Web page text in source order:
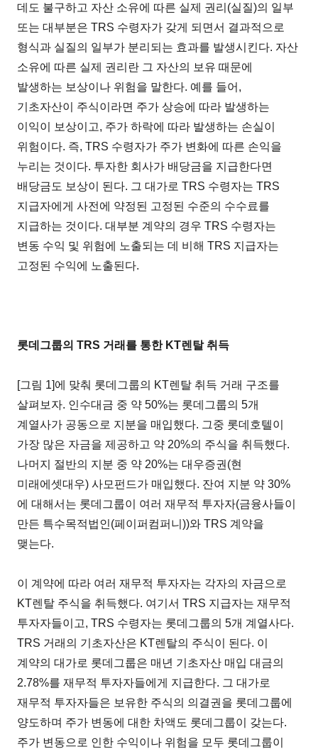
데도 불구하고 자산 소유에 따른 실제 권리(실질)의 일부
또는 대부분은 TRS 수령자가 갖게 되면서 결과적으로
형식과 실질의 일부가 분리되는 효과를 발생시킨다. 자산
소유에 따른 실제 권리란 그 자산의 보유 때문에
발생하는 보상이나 위험을 말한다. 예를 들어,
기초자산이 주식이라면 주가 상승에 따라 발생하는
이익이 보상이고, 주가 하락에 따라 발생하는 손실이
위험이다. 즉, TRS 수령자가 주가 변화에 따른 손익을
누리는 것이다. 투자한 회사가 배당금을 지급한다면
배당금도 보상이 된다. 그 대가로 TRS 수령자는 TRS
지급자에게 사전에 약정된 고정된 수준의 수수료를
지급하는 것이다. 대부분 계약의 경우 TRS 수령자는
변동 수익 및 위험에 노출되는 데 비해 TRS 지급자는
고정된 수익에 노출된다.
롯데그룹의 TRS 거래를 통한 KT렌탈 취득
[그림 1]에 맞춰 롯데그룹의 KT렌탈 취득 거래 구조를
살펴보자. 인수대금 중 약 50%는 롯데그룹의 5개
계열사가 공동으로 지분을 매입했다. 그중 롯데호텔이
가장 많은 자금을 제공하고 약 20%의 주식을 취득했다.
나머지 절반의 지분 중 약 20%는 대우증권(현
미래에셋대우) 사모펀드가 매입했다. 잔여 지분 약 30%
에 대해서는 롯데그룹이 여러 재무적 투자자(금융사들이
만든 특수목적법인(페이퍼컴퍼니))와 TRS 계약을
맺는다.
이 계약에 따라 여러 재무적 투자자는 각자의 자금으로
KT렌탈 주식을 취득했다. 여기서 TRS 지급자는 재무적
투자자들이고, TRS 수령자는 롯데그룹의 5개 계열사다.
TRS 거래의 기초자산은 KT렌탈의 주식이 된다. 이
계약의 대가로 롯데그룹은 매년 기초자산 매입 대금의
2.78%를 재무적 투자자들에게 지급한다. 그 대가로
재무적 투자자들은 보유한 주식의 의결권을 롯데그룹에
양도하며 주가 변동에 대한 차액도 롯데그룹이 갖는다.
주가 변동으로 인한 수익이나 위험을 모두 롯데그룹이